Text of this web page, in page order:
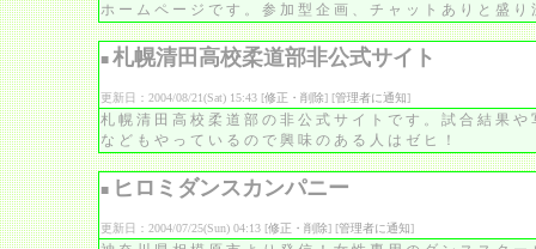
ホームページです。参加型企画、チャットありと盛り
■ 札幌清田高校柔道部非公式サイト
更新日：2004/08/21(Sat) 15:43 [修正・削除] [管理者に通知]
札幌清田高校柔道部の非公式サイトです。試合結果
などもやっているので興味のある人はゼヒ！
■ ヒロミダンスカンパニー
更新日：2004/07/25(Sun) 04:13 [修正・削除] [管理者に通知]